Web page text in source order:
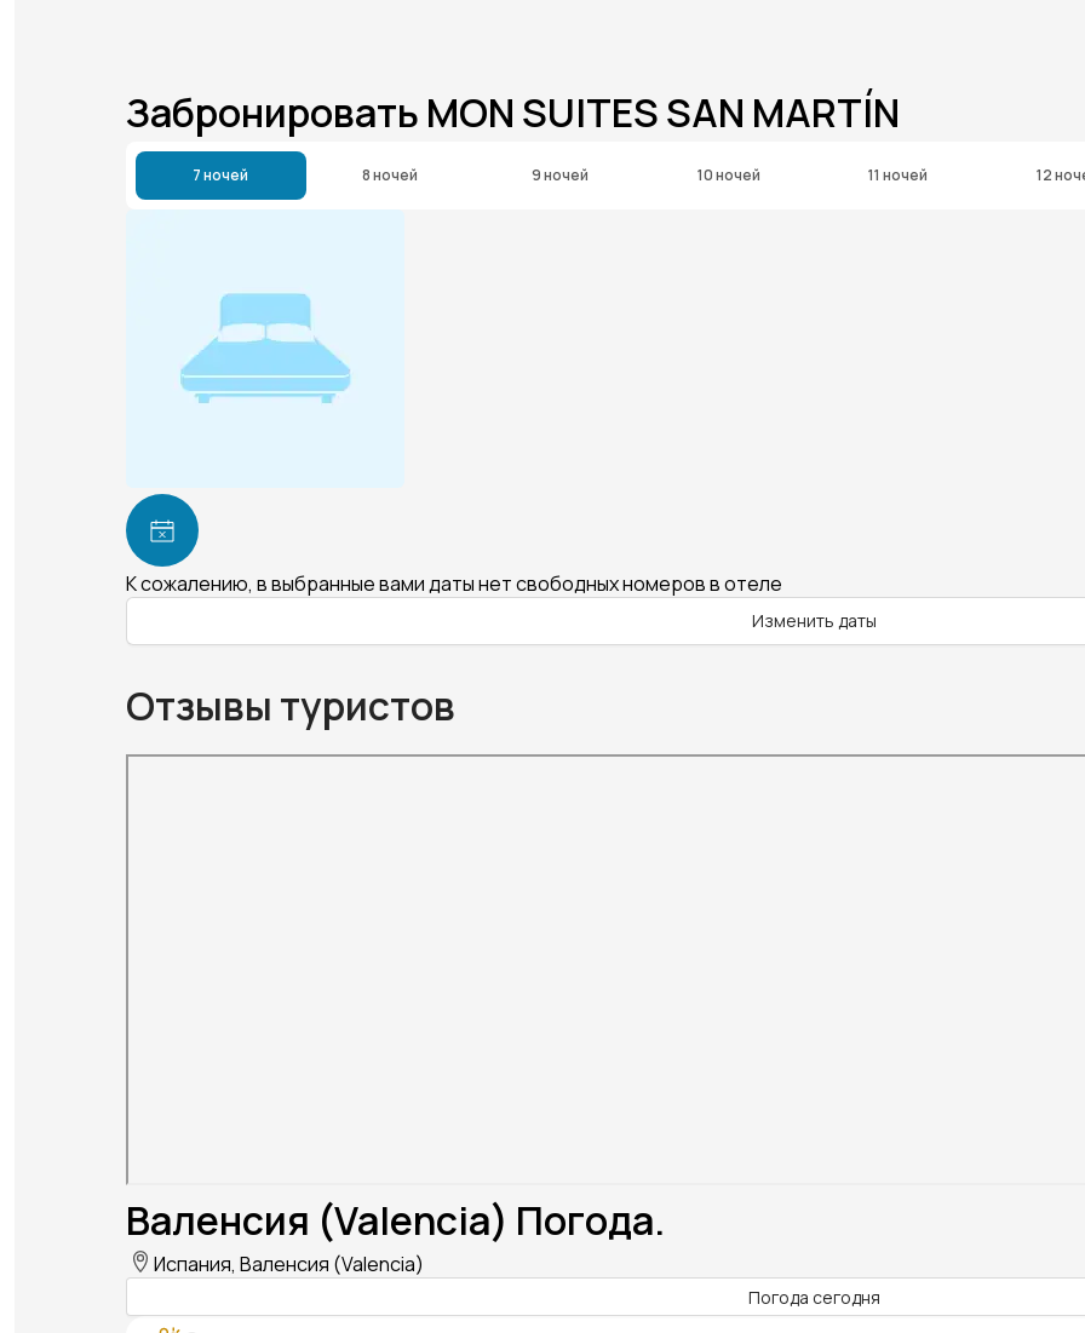
Забронировать MON SUITES SAN MARTÍN
7 ночей 8 ночей 9 ночей 10 ночей 11 ночей 12
К сожалению, в выбранные вами даты нет свободных номеров в отеле
Изменить даты
Отзывы туристов
Валенсия (Valencia) Погода.
Испания, Валенсия (Valencia)
Погода сегодня